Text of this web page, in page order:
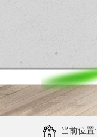
当前位置: